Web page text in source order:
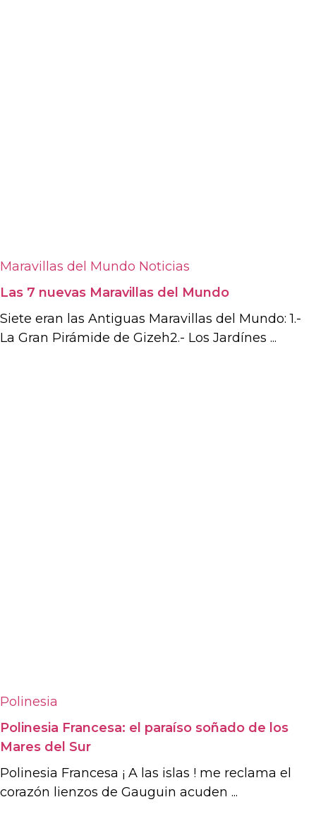
Maravillas del Mundo Noticias
Las 7 nuevas Maravillas del Mundo
Siete eran las Antiguas Maravillas del Mundo: 1.-
La Gran Pirámide de Gizeh2.- Los Jardínes ...
Polinesia
Polinesia Francesa: el paraíso soñado de los
Mares del Sur
Polinesia Francesa ¡ A las islas ! me reclama el
corazón lienzos de Gauguin acuden ...